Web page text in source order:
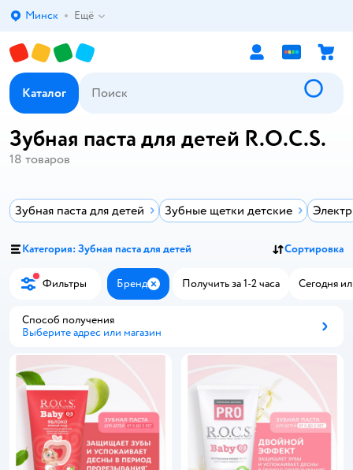
Выбор адреса доставки.
Минск Ещё
Каталог
Зубная паста для детей R.O.C.S.
18 товаров
Зубная паста для детей Зубные щетки детские
Категория: Зубная паста для детей Сортировка
Фильтры Бренд ЗакрытьПолучить за 1-2 часа Сегодня
Способ получения
Выберите адрес или магазин